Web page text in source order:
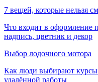
7 вещей, которые нельзя
Что входит в оформление
надпись, цветник и декор
Выбор лодочного мотора
Как люди выбирают курсы
удалённой работы